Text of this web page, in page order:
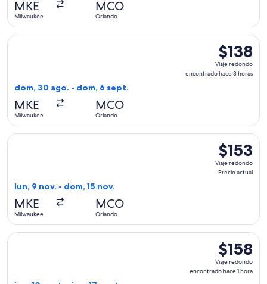
MKE
Milwaukee
MCO
Orlando
$138
Viaje
redondo,
$138
Viaje redondo
encontrado hace 3 horas
dom, 30 ago. - dom, 6 sept.
MKE
Milwaukee
MCO
Orlando
Seleccionar vuelo de Frontier Airlines, con salida el dom,
$153
Viaje
redondo,
$153
Viaje redondo
Precio actual
lun, 9 nov. - dom, 15 nov.
MKE
Milwaukee
MCO
Orlando
Seleccionar vuelo de Frontier Airlines, con salida el lun, 9
$158
Viaje
redondo,
$158
Viaje redondo
encontrado hace 1 hora
Seleccionar vuelo de Frontier Airlines, con salida el jue, 10